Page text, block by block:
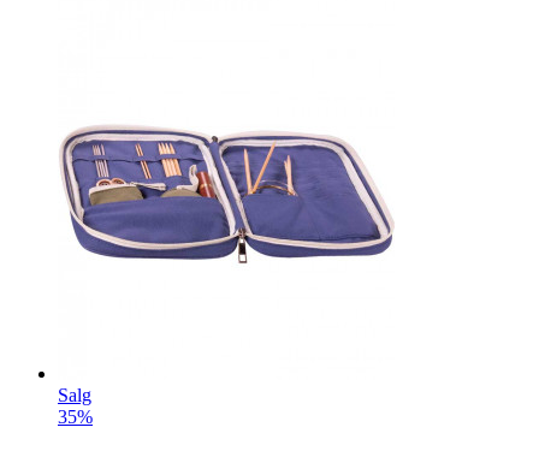
Salg
35%